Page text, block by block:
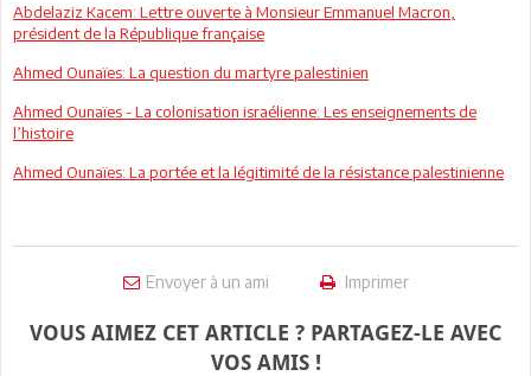
Abdelaziz Kacem: Lettre ouverte à Monsieur Emmanuel Macron,
président de la République française
Ahmed Ounaïes: La question du martyre palestinien
Ahmed Ounaïes - La colonisation israélienne: Les enseignements de
l’histoire
Ahmed Ounaïes: La portée et la légitimité de la résistance palestinienne
Envoyer à un ami Imprimer
VOUS AIMEZ CET ARTICLE ? PARTAGEZ-LE AVEC
VOS AMIS !